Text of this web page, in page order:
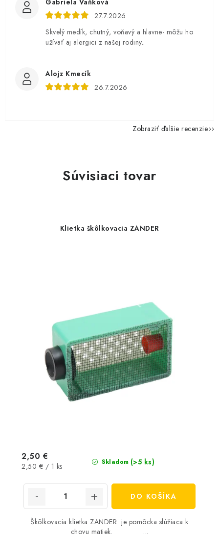
Gabriela Vaňková
27.7.2026
Skvelý medík, chutný, voňavý a hlavne- môžu ho
užívať aj alergici z našej rodiny..
Alojz Kmecík
26.7.2026
Zobraziť ďalšie recenzie
Súvisiaci tovar
Klietka škôlkovacia ZANDER
Skladom (>5 ks)
2,50 €
Jednotková
2,50 € / 1 ks
DO KOŠÍKA
Škôlkovacia klietka ZANDER je pomôcka slúžiaca k
chovu matiek. ...